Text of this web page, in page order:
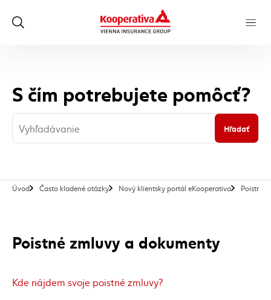
S čím potrebujete pomôcť?
Hľadať
Úvod Často kladené otázky Nový klientsky portál eKooperativa Poistné
Poistné zmluvy a dokumenty
Kde nájdem svoje poistné zmluvy?